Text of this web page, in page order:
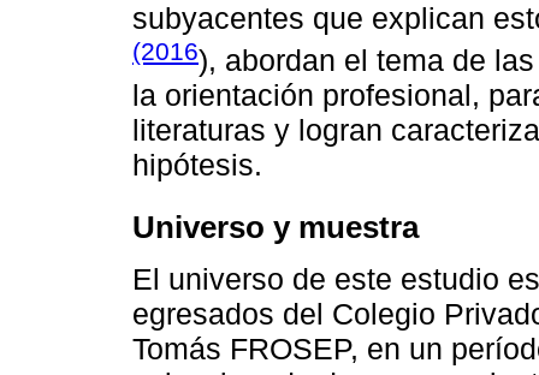
subyacentes que explican
(2016), abordan el tema de
la orientación profesional,
literaturas y logran
hipótesis.
Universo y muestra
El universo de este estudio
egresados del Colegio
Tomás FROSEP, en un